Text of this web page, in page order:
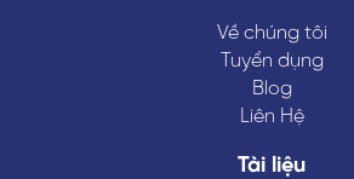
Về chúng tôi
Tuyển dụng
Blog
Liên Hệ
Tài liệu